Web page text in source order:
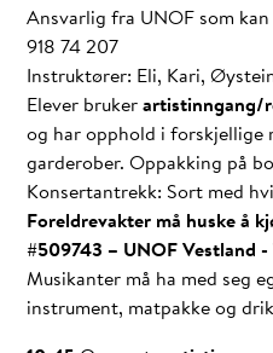
Ansvarlig fra UNOF som
918 74 207
Instruktører: Eli, Kari,
Elever brukerartistinngang/
og har opphold i forskjellige
garderober. Oppakking på
Konsertantrekk: Sort med
Foreldrevakter må huske å
#509743 – UNOF Vestland
Musikanter må ha med seg
instrument, matpakke og